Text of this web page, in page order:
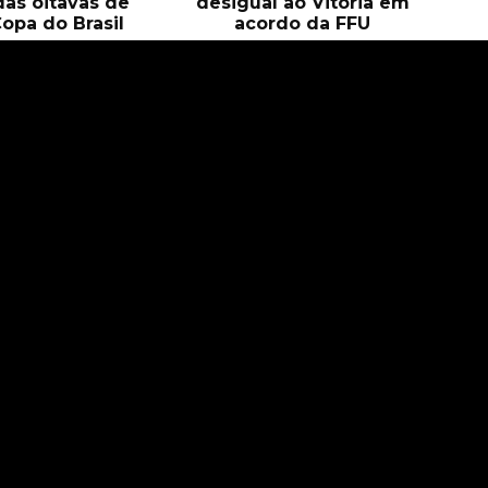
do Brasil
acordo da FFU